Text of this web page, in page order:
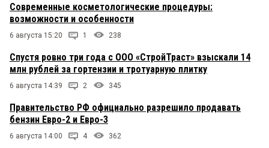
Современные косметологические процедуры:
возможности и особенности
6 августа 15:20 1 238
Спустя ровно три года с ООО «СтройТраст» взыскали 14
млн рублей за гортензии и тротуарную плитку
6 августа 14:39 2 345
Правительство РФ официально разрешило продавать
бензин Евро-2 и Евро-3
6 августа 14:00 4 362